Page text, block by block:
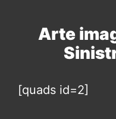
Arte
[quads id=2]